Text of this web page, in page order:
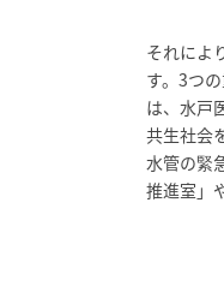
それによ
す。3つ
は、水戸
共生社会
水管の緊
推進室」